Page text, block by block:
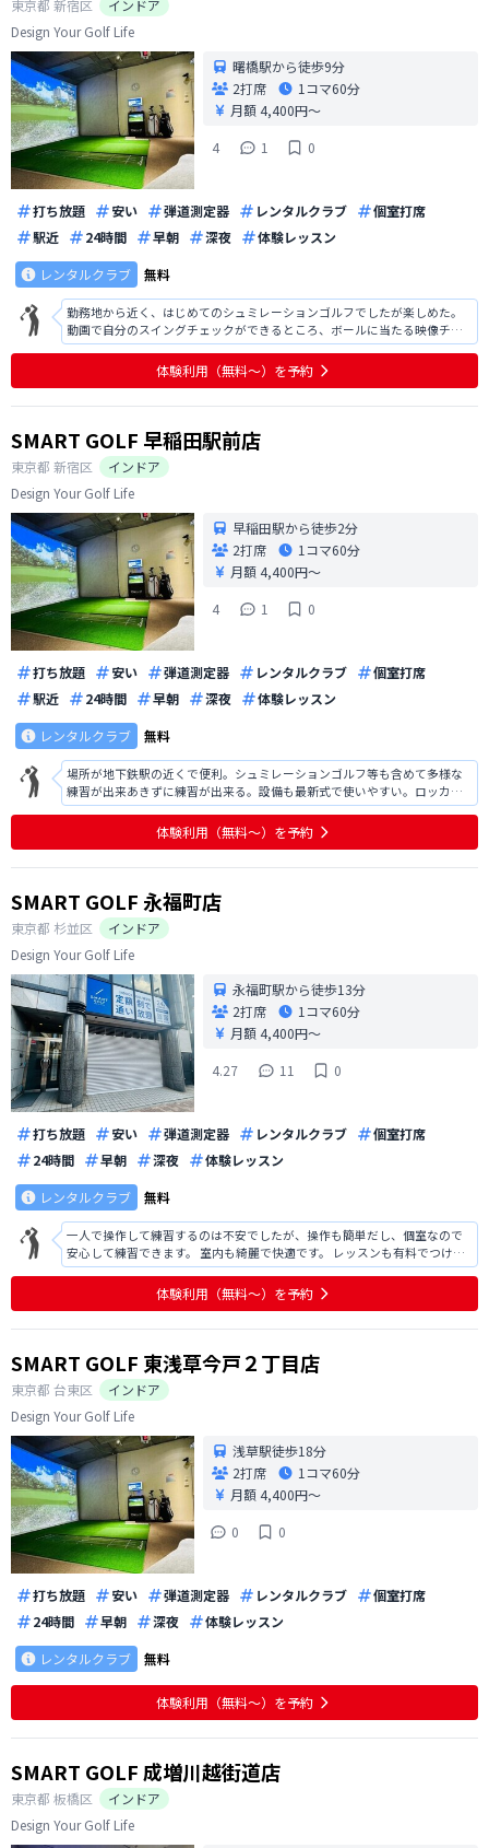
東京都 新宿区
インドア
Design Your Golf Life
曙橋駅から徒歩9分
2打席
1コマ60分
月額 4,400円〜
4
1 0
打ち放題 安い 弾道測定器 レンタルクラブ
個室打席
駅近
24時間 早朝 深夜
体験レッスン
レンタルクラブ
無料
勤務地から近く、はじめてのシュミレーションゴルフでしたが楽しめた。
動画で自分のスイングチェックができるところ、ボールに当たる映像チェ
ックができるところが良かった。 ただ、オンラインの接続が悪く解説がと
ぎれとぎれでした。 説明はわかりやすかったがそこがストレスだった。 ま
た、契約開始までのオペレー
体験利用（無料〜）を予約
SMART GOLF 早稲田駅前店
東京都 新宿区
インドア
Design Your Golf Life
早稲田駅から徒歩2分
2打席
1コマ60分
月額 4,400円〜
4
1 0
打ち放題 安い 弾道測定器 レンタルクラブ
個室打席
駅近
24時間 早朝 深夜
体験レッスン
レンタルクラブ
無料
場所が地下鉄駅の近くで便利。シュミレーションゴルフ等も含めて多様な
練習が出来あきずに練習が出来る。設備も最新式で使いやすい。ロッカー
があると便利なので検討して欲しい。体験時に対応していただいた方の説
明は丁寧でわかりやすく好感が持てた。2roomなので予約が取れるか心配
であるが今のところ問題ありません
体験利用（無料〜）を予約
SMART GOLF 永福町店
東京都 杉並区
インドア
Design Your Golf Life
永福町駅から徒歩13分
2打席
1コマ60分
月額 4,400円〜
4.27
11 0
打ち放題 安い 弾道測定器 レンタルクラブ
個室打席
24時間
早朝 深夜
体験レッスン
レンタルクラブ
無料
一人で操作して練習するのは不安でしたが、操作も簡単だし、個室なので
安心して練習できます。 室内も綺麗で快適です。 レッスンも有料でつけら
れると聞いたので、今度はレッスンも受けてみたいです。
体験利用（無料〜）を予約
SMART GOLF 東浅草今戸２丁目店
東京都 台東区
インドア
Design Your Golf Life
浅草駅徒歩18分
2打席
1コマ60分
月額 4,400円〜
0
0
打ち放題 安い 弾道測定器 レンタルクラブ
個室打席
24時間
早朝 深夜
体験レッスン
レンタルクラブ
無料
体験利用（無料〜）を予約
SMART GOLF 成増川越街道店
東京都 板橋区
インドア
Design Your Golf Life